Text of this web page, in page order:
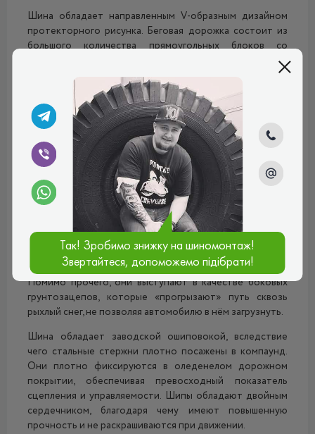
Шина обладает направленным V-образным дизайном
протекторного рисунка. Беговая дорожка состоит из
большого количества прямоугольных блоков со
множественными острыми углами. Между собой все эти
блоки разделены диагональными канавками. Такая
конструкция, во-первых, гарантирует стабильную
курсовую устойчивость при движении, а, во-вторых,
создаёт максимально большое контактное пятно
между шиной и дорогой. Множественные канавки
играют роль острых зацепных кромок. Они
«вгрызаются» в дорожное покрытие, обеспечивая
превосходные тягово-сцепные и тормозные
характеристики при движении, как по сухому и мокрому,
так и оп заснеженному или оледенелому дорожному
покрытию. В плечевых зонах находятся прямоугольные
блоки повышенной жёсткости, которые отвечают за
стабильность сцепления с дорогой при
маневрировании и прохождении сложных поворотов.
Помимо прочего, они выступают в качестве боковых
грунтозацепов, которые «прогрызают» путь сквозь
рыхлый снег, не позволяя автомобилю в нём загрузнуть.
Шина обладает заводской ошиповокой, вследствие
чего стальные стержни плотно посажены в компаунд.
Они плотно фиксируются в оледенелом дорожном
покрытии, обеспечивая превосходный показатель
сцепления и управляемости. Шипы обладают двойным
сердечником, благодаря чему имеют повышенную
прочность и не раскрашиваются при движении.
Так! Зробимо знижку на шиномонтаж!
Звертайтеся, допоможемо підібрати!